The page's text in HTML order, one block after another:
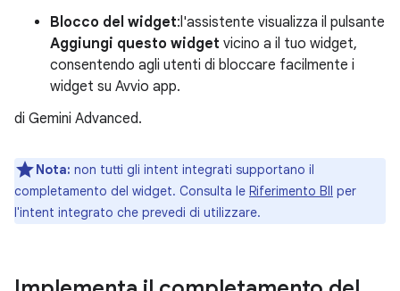
Blocco del widget:l'assistente visualizza il pulsante
Aggiungi questo widget vicino a il tuo widget,
consentendo agli utenti di bloccare facilmente i
widget su Avvio app.
di Gemini Advanced.
Nota: non tutti gli intent integrati supportano il
completamento del widget. Consulta le Riferimento BII per
l'intent integrato che prevedi di utilizzare.